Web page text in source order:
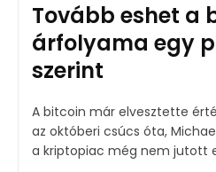
Tovább eshet a
árfolyama egy
szerint
A bitcoin már elvesztette
az októberi csúcs óta,
a kriptopiac még nem jutott